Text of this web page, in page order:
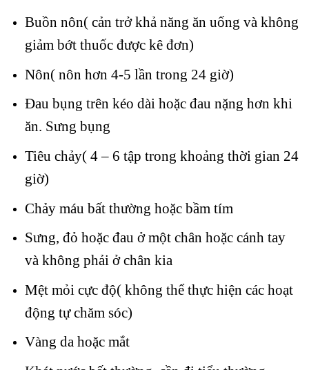
Buồn nôn( cản trở khả năng ăn uống và không
giảm bớt thuốc được kê đơn)
Nôn( nôn hơn 4-5 lần trong 24 giờ)
Đau bụng trên kéo dài hoặc đau nặng hơn khi
ăn. Sưng bụng
Tiêu chảy( 4 – 6 tập trong khoảng thời gian 24
giờ)
Chảy máu bất thường hoặc bầm tím
Sưng, đỏ hoặc đau ở một chân hoặc cánh tay
và không phải ở chân kia
Mệt mỏi cực độ( không thể thực hiện các hoạt
động tự chăm sóc)
Vàng da hoặc mắt